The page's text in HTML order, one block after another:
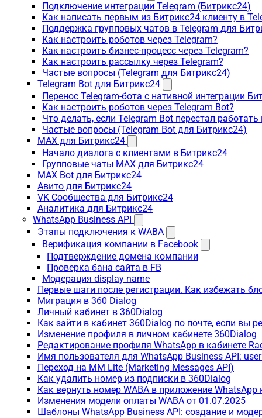
Подключение интеграции Telegram (Битрикс24)
Как написать первым из Битрикс24 клиенту в
Поддержка групповых чатов в Telegram для
Как настроить роботов через Telegram?
Как настроить бизнес-процесс через Telegram?
Как настроить рассылку через Telegram?
Частые вопросы (Telegram для Битрикс24)
Telegram Bot для Битрикс24
Перенос Telegram-бота с нативной интеграции
Как настроить роботов через Telegram Bot?
Что делать, если Telegram Bot перестал
Частые вопросы (Telegram Bot для Битрикс24)
MAX для Битрикс24
Начало диалога с клиентами в Битрикс24
Групповые чаты MAX для Битрикс24
MAX Bot для Битрикс24
Авито для Битрикс24
VK Сообщества для Битрикс24
Аналитика для Битрикс24
WhatsApp Business API
Этапы подключения к WABA
Верификация компании в Facebook
Подтверждение домена компании
Проверка бана сайта в FB
Модерация display name
Первые шаги после регистрации. Как избежать
Миграция в 360 Dialog
Личный кабинет в 360Dialog
Как зайти в кабинет 360Dialog по почте, если вы
Изменение профиля в личном кабинете 360Dialog
Редактирование профиля WhatsApp в кабинете
Имя пользователя для WhatsApp Business API:
Переход на MM Lite (Marketing Messages API)
Как удалить номер из подписки в 360Dialog
Как вернуть номер WABA в приложение WhatsApp
Изменения модели оплаты WABA от 01.07.2025
Шаблоны WhatsApp Business API: создание и